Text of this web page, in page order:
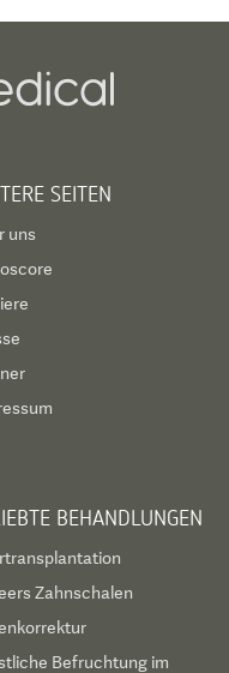
SEITEN
uns
BEHANDLUNGEN
Zahnschalen
Befruchtung im